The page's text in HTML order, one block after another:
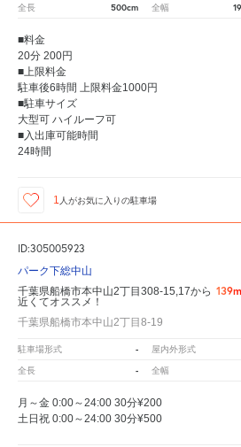
全長 500cm 全幅
■料金
20分 200円
■上限料金
駐車後6時間 上限料金1000円
■駐車サイズ
大型可 ハイルーフ可
■入出庫可能時間
24時間
1 人がお気に入りの駐車場
ID:305005923
パーク下総中山
千葉県船橋市本中山2丁目308-15,17から 139m
近くてオススメ！
千葉県船橋市本中山2丁目8-19
駐車場形式 - 屋内外形式
全長 - 全幅
月～金 0:00～24:00 30分¥200
土日祝 0:00～24:00 30分¥500